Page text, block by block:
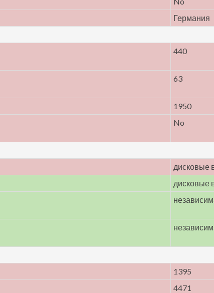
Германия
440
63
1950
No
дисковые
дисковые
1395
4471